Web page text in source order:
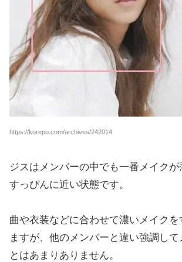
https://korepo.com/archives/242014
ジスはメンバーの中でも一番メイク
すっぴんに近い状態です。
曲や衣装などに合わせて濃いメイクを
ますが、他のメンバーと違い強調して
とはあまりありません。